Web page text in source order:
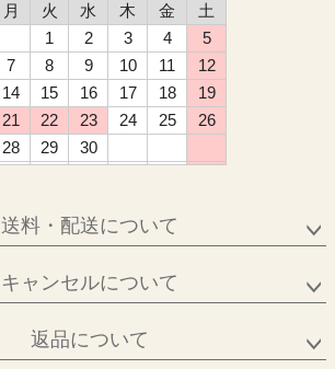
月 火 水 木 金
土
1
2 3 4
5
7 8 9 10 11
12
14 15 16 17 18
19
21 22 23 24 25
26
28 29
30
送料・配送について
キャンセルについて
返品について